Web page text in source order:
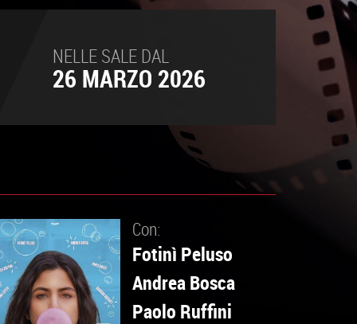
NELLE SALE DAL
26 MARZO 2026
Con:
Fotinì Peluso
Andrea Bosca
Paolo Ruffini